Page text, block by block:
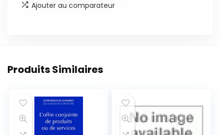
Ajouter au comparateur
Produits Similaires